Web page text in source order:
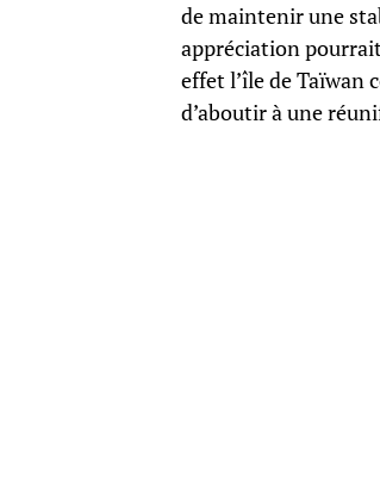
de maintenir une
appréciation
effet l’île de Taïwan
d’aboutir à une